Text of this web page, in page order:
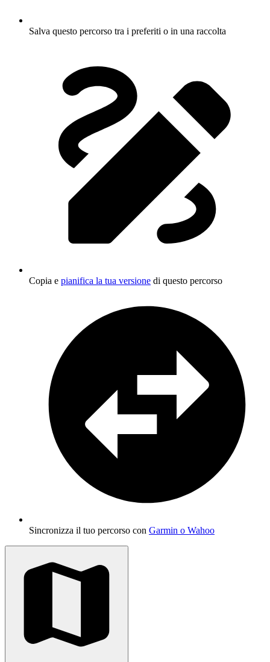
Salva questo percorso tra i preferiti o in una raccolta
Copia e pianifica la tua versione di questo percorso
Sincronizza il tuo percorso con Garmin o Wahoo